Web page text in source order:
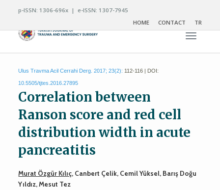
p-ISSN: 1306-696x | e-ISSN: 1307-7945
HOME
CONTACT TR
Toggle
Ulus Travma Acil Cerrahi Derg. 2017; 23(2): 112-116 | DOI:
10.5505/tjtes.2016.27895
Correlation between
Ranson score and red cell
distribution width in acute
pancreatitis
Murat Özgür Kılıç, Canbert Çelik, Cemil Yüksel, Barış Doğu
Yıldız, Mesut Tez